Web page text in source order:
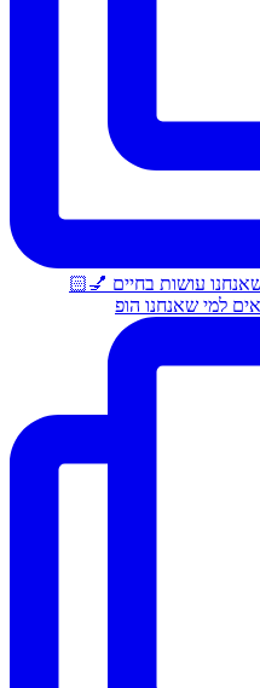
למי שאנחנו הופ